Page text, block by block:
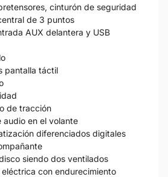
cinturón de seguridad
de 3 puntos
AUX delantera y USB
pantalla táctil
de tracción
audio en el volante
diferenciados digitales
siendo dos ventilados
con endurecimiento